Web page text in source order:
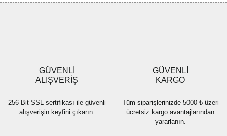
Ürün fiyatı diğer sitelerden daha pahalı.
Bu ürüne benzer farklı alternatifler olmalı.
GÜVENLİ
ALIŞVERİŞ
256 Bit SSL sertifikası ile güvenli
alışverişin keyfini çıkarın.
GÜVENLİ
KARGO
Tüm siparişlerinizde 5000 ₺ üzeri
ücretsiz kargo avantajlarından
yararlanın.